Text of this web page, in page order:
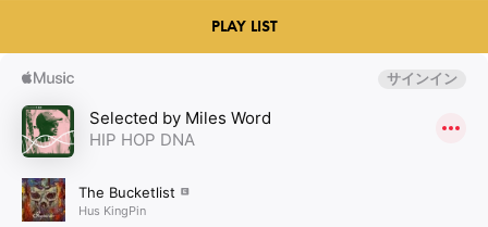
PLAY LIST